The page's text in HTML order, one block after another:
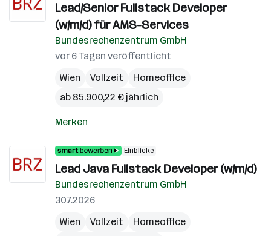
Lead/Senior Fullstack Developer
(w/m/d) für AMS-Services
Bundesrechenzentrum GmbH
vor 6 Tagen veröffentlicht
Wien
Vollzeit
Homeoffice
ab 85.900,22 € jährlich
Merken
Einblicke
Lead Java Fullstack Developer (w/m/d)
Bundesrechenzentrum GmbH
30.7.2026
Wien
Vollzeit
Homeoffice